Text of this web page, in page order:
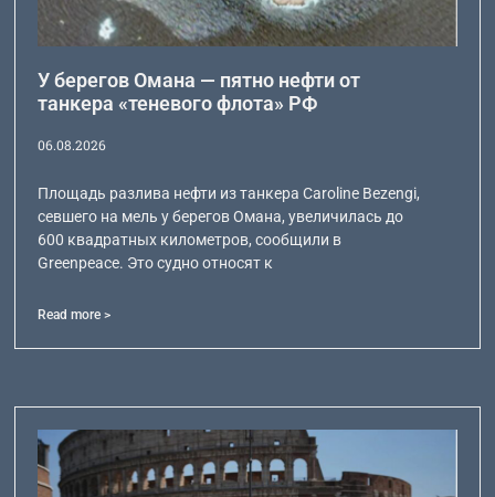
У берегов Омана — пятно нефти от
танкера «теневого флота» РФ
06.08.2026
Площадь разлива нефти из танкера Caroline Bezengi,
севшего на мель у берегов Омана, увеличилась до
600 квадратных километров, сообщили в
Greenpeace. Это судно относят к
Read more >